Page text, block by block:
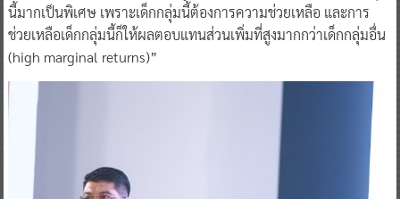
นี้มากเป็นพิเศษ เพราะเด็กกลุ่มนี้ต้องการความช่วยเหลือ และการ
ช่วยเหลือเด็กกลุ่มนี้ก็ให้ผลตอบแทนส่วนเพิ่มที่สูงมากกว่าเด็กกลุ่มอื่น
(high marginal returns)”